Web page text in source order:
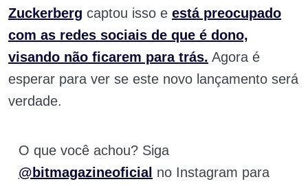
Zuckerberg captou isso e está preocupado
com as redes sociais de que é dono,
visando não ficarem para trás. Agora é
esperar para ver se este novo lançamento será
verdade.
O que você achou? Siga
@bitmagazineoficial no Instagram para